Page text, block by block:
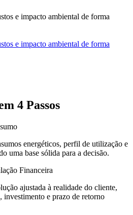
e impacto ambiental de forma
e impacto ambiental de forma
4 Passos
energéticos, perfil de utilização e
uma base sólida para a decisão.
Financeira
ajustada à realidade do cliente,
investimento e prazo de retorno